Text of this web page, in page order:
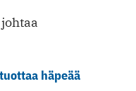
häpeää